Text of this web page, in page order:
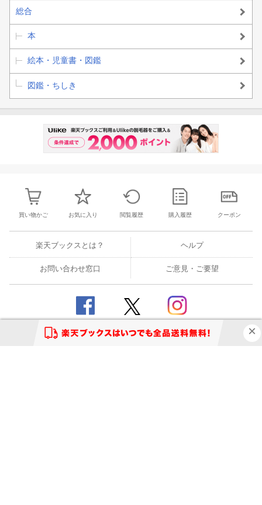
総合
本
絵本・児童書・図鑑
図鑑・ちしき
買い物かご お気に入り 閲覧履歴 購入履歴 クーポン
楽天ブックスとは？ ヘルプ
お問い合わせ窓口 ご意見・ご要望
楽天ブックストップ 楽天Koboトップ 楽天市場トップ